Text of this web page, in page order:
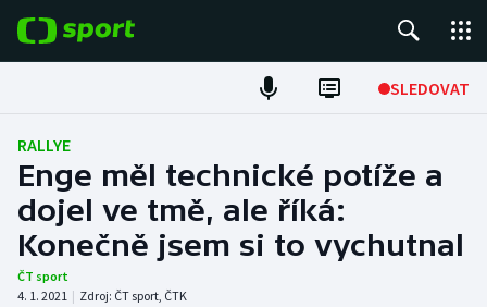
SLEDOVAT
Fotbal
Hokej
Tenis
Atletika
RALLYE
Enge měl technické potíže a
dojel ve tmě, ale říká:
Konečně jsem si to vychutnal
ČT sport
4. 1. 2021 | Zdroj: ČT sport, ČTK